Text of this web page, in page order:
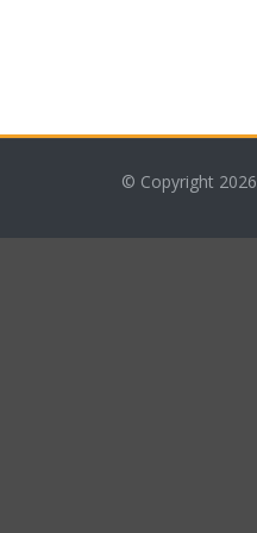
© Copyright 2026